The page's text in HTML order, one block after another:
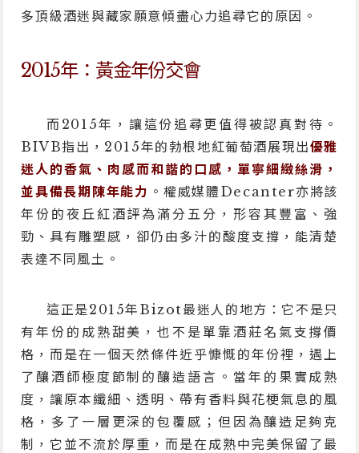
多頂級酒迷與藏家願意傾盡心力追尋它的原因。
2015年：黃金年份交會
而2015年，讓這份追尋更值得被認真對待。
BIVB指出，2015年的勃根地紅葡萄酒展現出優雅
迷人的香氣、肉感而和諧的口感，單寧細緻絲滑，
並具備長期陳年能力 。權威媒體Decanter亦將該
年份的夜丘紅酒評為滿分五分，形容其豐富、強
勁、具有雕塑感，卻仍由多汁的酸度支撐，能清楚
表達不同風土。
這正是2015年Bizot最迷人的地方：它不是只
有年份的成熟甜美，也不是單靠酒莊名氣支撐價
格，而是在一個天然條件近乎慷慨的年份裡，遇上
了釀酒師極度節制的釀造語言。當年的果實成熟
度，讓原本纖細、透明、帶有香料與花梗氣息的風
格，多了一層更深的包覆感；但因為釀造足夠克
制，它並不流於厚重，而是在成熟中完美保留了最